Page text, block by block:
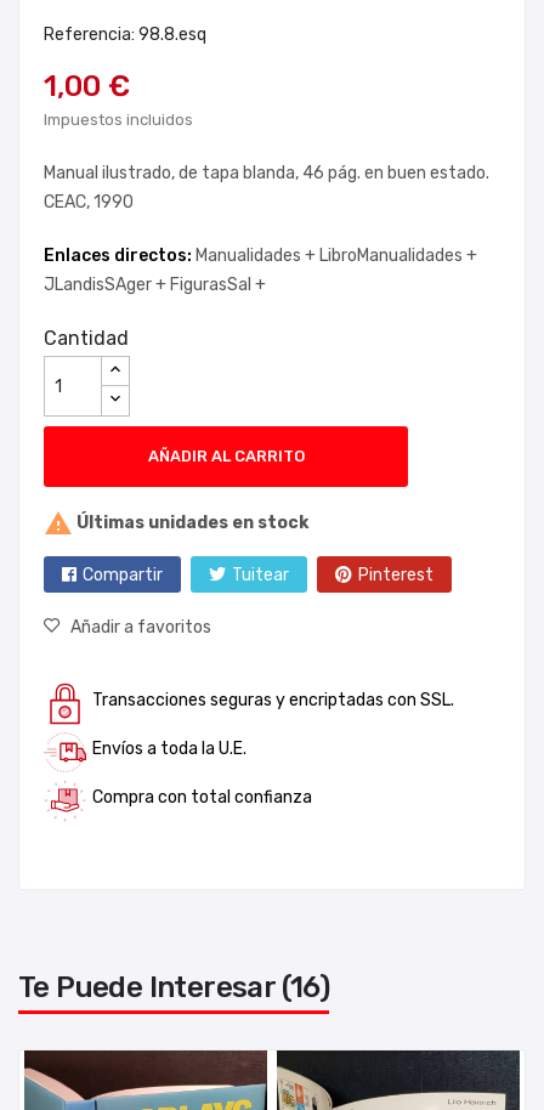
Referencia: 98.8.esq
1,00 €
Impuestos incluidos
Manual ilustrado, de tapa blanda, 46 pág. en buen estado.
CEAC, 1990
Enlaces directos: Manualidades + LibroManualidades +
JLandisSAger + FigurasSal +
Cantidad
AÑADIR AL CARRITO
 Últimas unidades en stock
Compartir Tuitear Pinterest
Añadir a favoritos
Transacciones seguras y encriptadas con SSL.
Envíos a toda la U.E.
Compra con total confianza
Te Puede Interesar (16)